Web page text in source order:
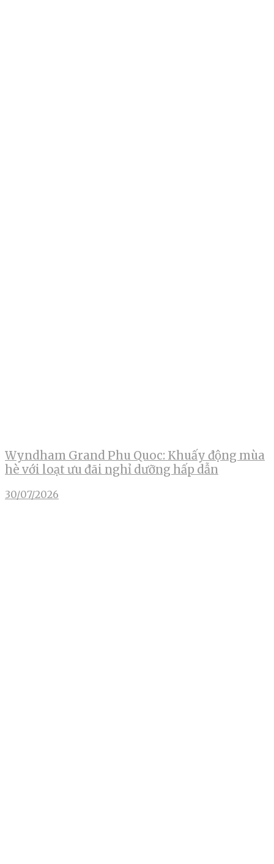
Wyndham Grand Phu Quoc: Khuấy động mùa
hè với loạt ưu đãi nghỉ dưỡng hấp dẫn
30/07/2026